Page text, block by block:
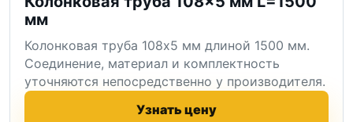
мм
Колонковая труба 108x5 мм длиной 1500 мм.
Соединение, материал и комплектность
уточняются непосредственно у производителя.
Узнать цену